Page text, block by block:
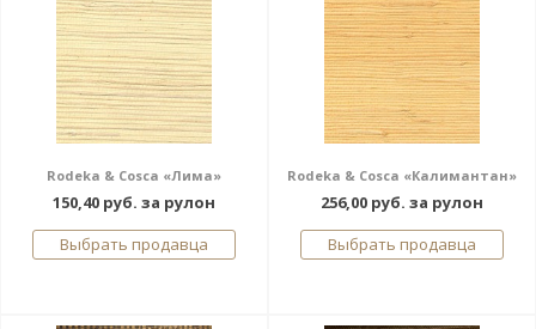
Rodeka & Cosca «Лима»
150,40 руб. за рулон
Выбрать продавца
Rodeka & Cosca «Калимантан»
256,00 руб. за рулон
Выбрать продавца